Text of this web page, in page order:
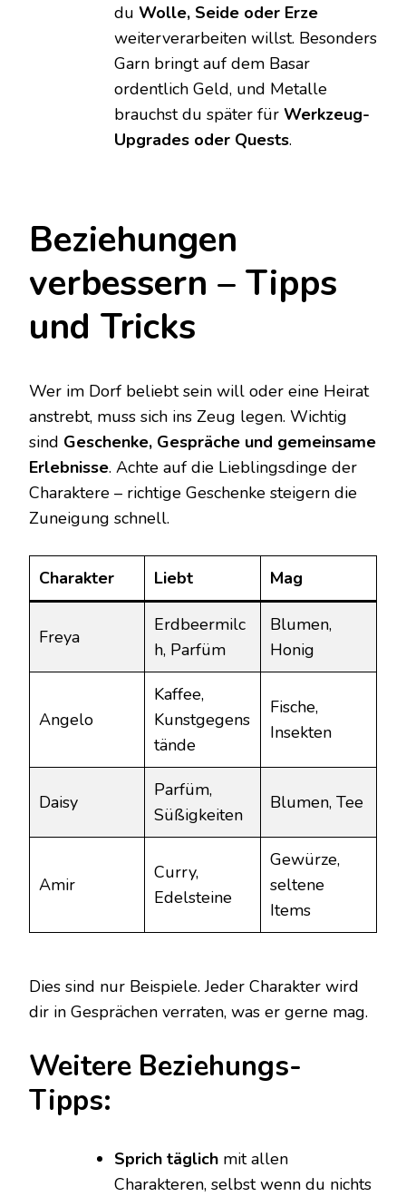
du Wolle, Seide oder Erze
weiterverarbeiten willst. Besonders
Garn bringt auf dem Basar
ordentlich Geld, und Metalle
brauchst du später für Werkzeug-
Upgrades oder Quests.
Beziehungen
verbessern – Tipps
und Tricks
Wer im Dorf beliebt sein will oder eine Heirat
anstrebt, muss sich ins Zeug legen. Wichtig
sind Geschenke, Gespräche und gemeinsame
Erlebnisse. Achte auf die Lieblingsdinge der
Charaktere – richtige Geschenke steigern die
Zuneigung schnell.
Charakter Liebt Mag
Freya
Erdbeermilc
h, Parfüm
Blumen,
Honig
Angelo
Kaffee,
Kunstgegens
tände
Fische,
Insekten
Daisy
Parfüm,
Süßigkeiten
Blumen, Tee
Amir
Curry,
Edelsteine
Gewürze,
seltene
Items
Dies sind nur Beispiele. Jeder Charakter wird
dir in Gesprächen verraten, was er gerne mag.
Weitere Beziehungs-
Tipps:
Sprich täglich mit allen
Charakteren, selbst wenn du nichts